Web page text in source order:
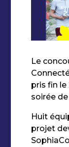
Le
pris fin le
soirée de
Huit
projet